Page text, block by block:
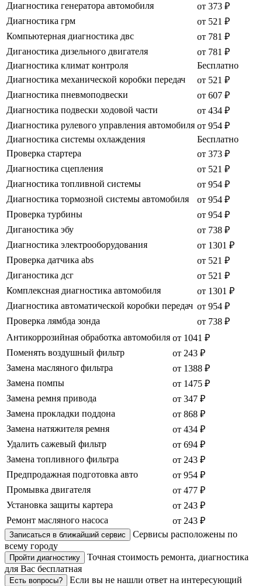
Диагностика генератора автомобиля
от 373 ₽
Диагностика грм
от 521 ₽
Компьютерная диагностика двс
от 781 ₽
Диганостика дизельного двигателя
от 781 ₽
Диагностика климат контроля
Бесплатно
Диагностика механической коробки передач
от 521 ₽
Диагностика пневмоподвески
от 607 ₽
Диагностика подвески ходовой части
от 434 ₽
Диагностика рулевого управления автомобиля от 954 ₽
Диагностика системы охлаждения
Бесплатно
Проверка стартера
от 373 ₽
Диагностика сцепления
от 521 ₽
Диагностика топливной системы
от 954 ₽
Диагностика тормозной системы автомобиля
от 954 ₽
Проверка турбины
от 954 ₽
Диганостика эбу
от 738 ₽
Диагностика электрооборудования
от 1301 ₽
Проверка датчика abs
от 521 ₽
Диганостика дсг
от 521 ₽
Комплексная диагностика автомобиля
от 1301 ₽
Диагностика автоматической коробки передач от 954 ₽
Проверка лямбда зонда
от 738 ₽
Антикоррозийная обработка автомобиля от 1041 ₽
Поменять воздушный фильтр
от 243 ₽
Замена масляного фильтра
от 1388 ₽
Замена помпы
от 1475 ₽
Замена ремня привода
от 347 ₽
Замена прокладки поддона
от 868 ₽
Замена натяжителя ремня
от 434 ₽
Удалить сажевый фильтр
от 694 ₽
Замена топливного фильтра
от 243 ₽
Предпродажная подготовка авто
от 954 ₽
Промывка двигателя
от 477 ₽
Установка защиты картера
от 243 ₽
Ремонт масляного насоса
от 243 ₽
Записаться в ближайший сервис
Сервисы расположены по
всему городу
Пройти диагностику
Точная стоимость ремонта, диагностика
для Вас бесплатная
Есть вопросы?
Если вы не нашли ответ на интересующий